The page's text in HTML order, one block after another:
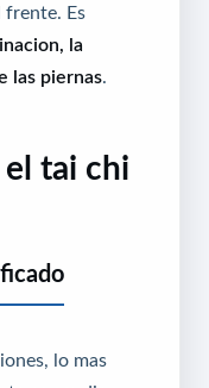
frente. Es
la
las piernas
tai chi
lo mas